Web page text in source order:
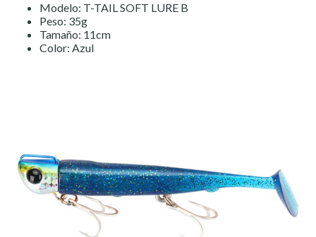
Modelo: T-TAIL SOFT LURE B
Peso: 35g
Tamaño: 11cm
Color: Azul